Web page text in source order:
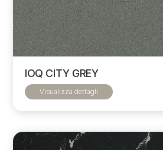
IOQ CITY GREY
Visualizza dettagli